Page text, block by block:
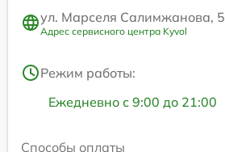
ул. Марселя Салимжанова, 5
Адрес сервисного центра Kyvol
Режим работы:
Ежедневно с 9:00 до 21:00
Способы оплаты